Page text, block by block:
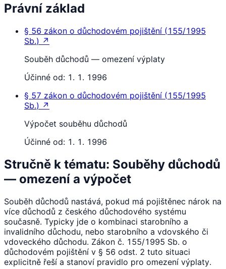
Právní základ
§ 56 zákon o důchodovém pojištění (155/1995
Sb.) ↗
Souběh důchodů — omezení výplaty
Účinné od: 1. 1. 1996
§ 57 zákon o důchodovém pojištění (155/1995
Sb.) ↗
Výpočet souběhu důchodů
Účinné od: 1. 1. 1996
Stručně k tématu: Souběhy důchodů
— omezení a výpočet
Souběh důchodů nastává, pokud má pojištěnec nárok na
více důchodů z českého důchodového systému
současně. Typicky jde o kombinaci starobního a
invalidního důchodu, nebo starobního a vdovského či
vdoveckého důchodu. Zákon č. 155/1995 Sb. o
důchodovém pojištění v § 56 odst. 2 tuto situaci
explicitně řeší a stanoví pravidlo pro omezení výplaty.